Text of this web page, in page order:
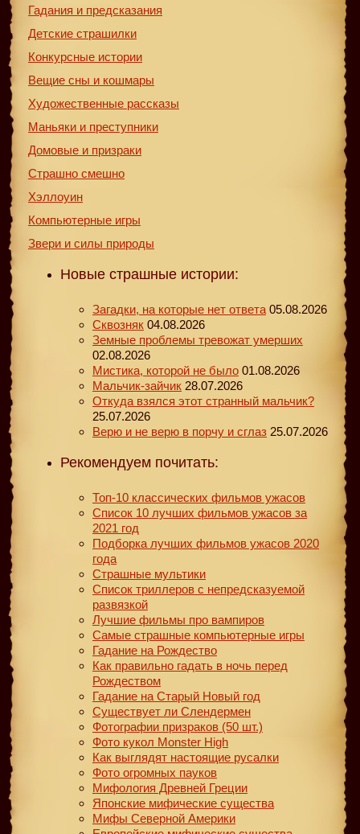
Гадания и предсказания
Детские страшилки
Конкурсные истории
Вещие сны и кошмары
Художественные рассказы
Маньяки и преступники
Домовые и призраки
Страшно смешно
Хэллоуин
Компьютерные игры
Звери и силы природы
Новые страшные истории:
Загадки, на которые нет ответа 05.08.2026
Сквозняк 04.08.2026
Земные проблемы тревожат умерших
02.08.2026
Мистика, которой не было 01.08.2026
Мальчик-зайчик 28.07.2026
Откуда взялся этот странный мальчик?
25.07.2026
Верю и не верю в порчу и сглаз 25.07.2026
Рекомендуем почитать:
Топ-10 классических фильмов ужасов
Список 10 лучших фильмов ужасов за
2021 год
Подборка лучших фильмов ужасов 2020
года
Страшные мультики
Список триллеров с непредсказуемой
развязкой
Лучшие фильмы про вампиров
Самые страшные компьютерные игры
Гадание на Рождество
Как правильно гадать в ночь перед
Рождеством
Гадание на Старый Новый год
Существует ли Слендермен
Фотографии призраков (50 шт.)
Фото кукол Monster High
Как выглядят настоящие русалки
Фото огромных пауков
Мифология Древней Греции
Японские мифические существа
Мифы Северной Америки